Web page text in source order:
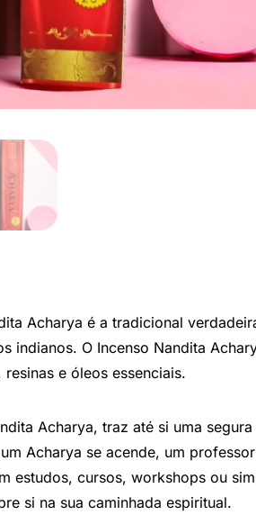
Acharya é a tradicional
indianos. O Incenso Nandita
e óleos essenciais.
Acharya, traz até si uma
Acharya se acende, um
estudos, cursos, workshops ou
si na sua caminhada espiritual.